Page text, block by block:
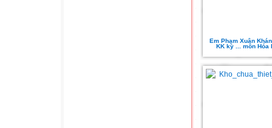
Em Phạm Xuân
KK kỳ ... môn Hóa